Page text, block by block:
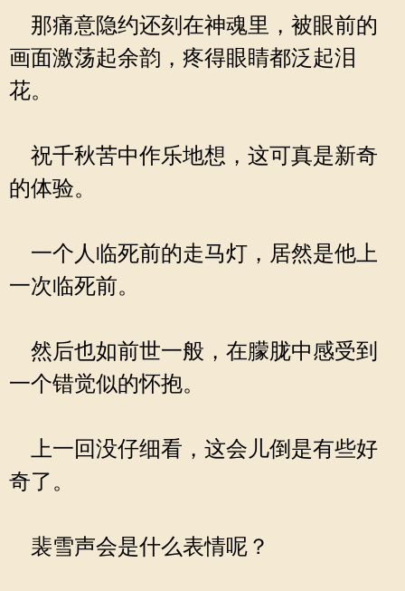
那痛意隐约还刻在神魂里，被眼前的
画面激荡起余韵，疼得眼睛都泛起泪
花。
祝千秋苦中作乐地想，这可真是新奇
的体验。
一个人临死前的走马灯，居然是他上
一次临死前。
然后也如前世一般，在朦胧中感受到
一个错觉似的怀抱。
上一回没仔细看，这会儿倒是有些好
奇了。
裴雪声会是什么表情呢？